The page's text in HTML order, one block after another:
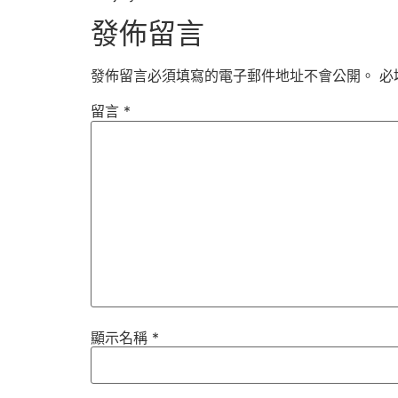
發佈留言
發佈留言必須填寫的電子郵件地址不會公開。 必
留言 *
顯示名稱 *